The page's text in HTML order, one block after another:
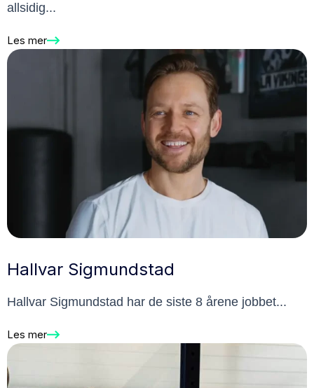
allsidig...
Les mer
Hallvar Sigmundstad
Hallvar Sigmundstad har de siste 8 årene jobbet...
Les mer